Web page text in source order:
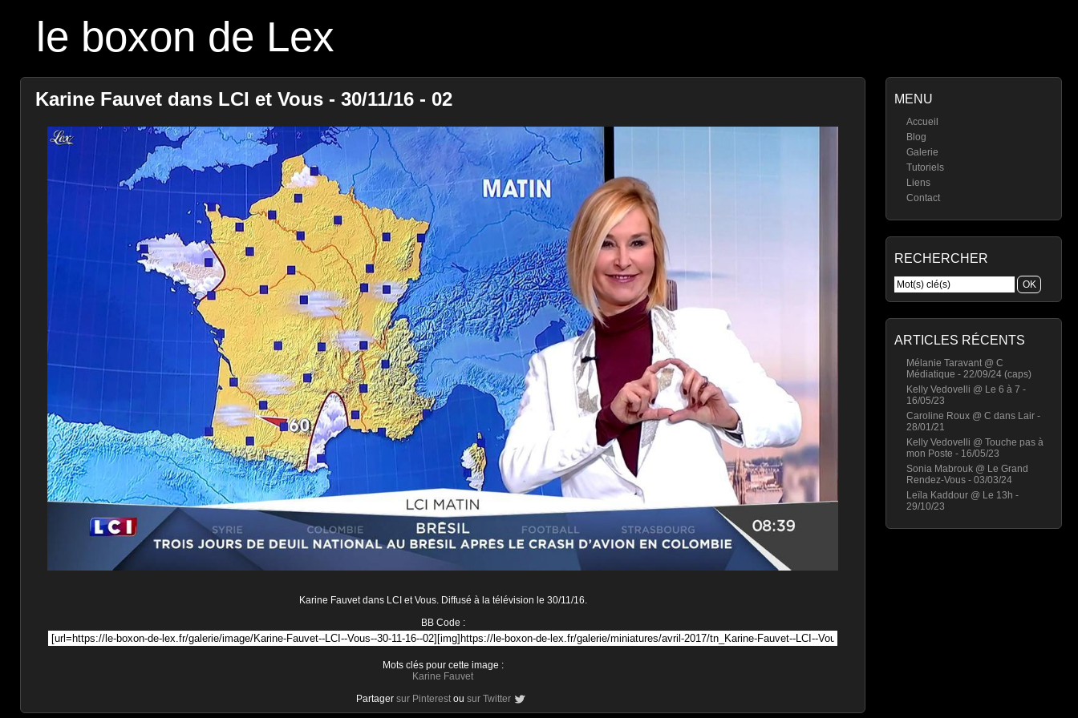
le boxon de Lex
MENU
Accueil
Blog
Galerie
Tutoriels
Liens
Contact
RECHERCHER
ARTICLES RÉCENTS
Mélanie Taravant @ C
Médiatique - 22/09/24 (caps)
Kelly Vedovelli @ Le 6 à 7 -
16/05/23
Caroline Roux @ C dans Lair -
28/01/21
Kelly Vedovelli @ Touche pas à
mon Poste - 16/05/23
Sonia Mabrouk @ Le Grand
Rendez-Vous - 03/03/24
Leïla Kaddour @ Le 13h -
29/10/23
Karine Fauvet dans LCI et Vous - 30/11/16 - 02
Karine Fauvet dans LCI et Vous. Diffusé à la télévision le 30/11/16.
BB Code :
Mots clés pour cette image :
Karine Fauvet
Partager sur Pinterest ou sur Twitter